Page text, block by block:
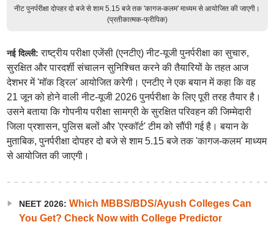
नीट पुनर्परीक्षा दोपहर दो बजे से शाम 5.15 बजे तक 'कागज-कलम' माध्यम से आयोजित की जाएगी।
(प्रतीकात्मक-फ्रीपिक)
नई दिल्ली:राष्ट्रीय परीक्षा एजेंसी (एनटीए) नीट-यूजी पुनर्परीक्षा का सुचारु,
सुरक्षित और पारदर्शी संचालन सुनिश्चित करने की तैयारियों के तहत आज
देशभर में 'मॉक ड्रिल' आयोजित करेगी। एनटीए ने एक बयान में कहा कि वह
21 जून को होने वाली नीट-यूजी 2026 पुनर्परीक्षा के लिए पूरी तरह तैयार है।
उसने बताया कि गोपनीय परीक्षा सामग्री के सुरक्षित परिवहन की जिम्मेदारी
जिला प्रशासन, पुलिस बलों और 'एस्कॉर्ट' टीम को सौंपी गई है। बयान के
मुताबिक, पुनर्परीक्षा दोपहर दो बजे से शाम 5.15 बजे तक 'कागज-कलम' माध्यम
से आयोजित की जाएगी।
NEET 2026: Which MBBS/BDS/Ayush Colleges Can
You Get? Check Now with College Predictor